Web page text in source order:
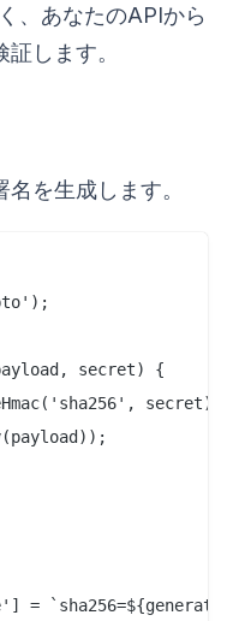
、あなたのAPIから
します。
を生成します。
secret) {
secret);